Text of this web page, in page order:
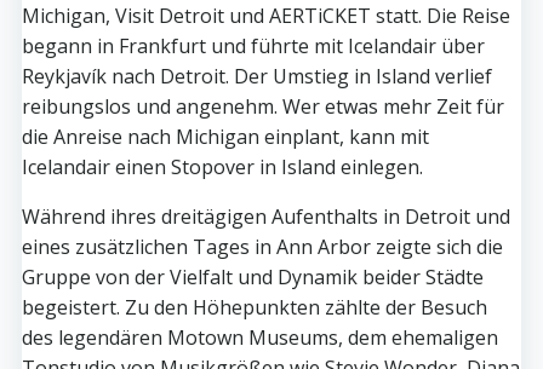
Michigan, Visit Detroit und AERTiCKET statt. Die Reise
begann in Frankfurt und führte mit Icelandair über
Reykjavík nach Detroit. Der Umstieg in Island verlief
reibungslos und angenehm. Wer etwas mehr Zeit für
die Anreise nach Michigan einplant, kann mit
Icelandair einen Stopover in Island einlegen.
Während ihres dreitägigen Aufenthalts in Detroit und
eines zusätzlichen Tages in Ann Arbor zeigte sich die
Gruppe von der Vielfalt und Dynamik beider Städte
begeistert. Zu den Höhepunkten zählte der Besuch
des legendären Motown Museums, dem ehemaligen